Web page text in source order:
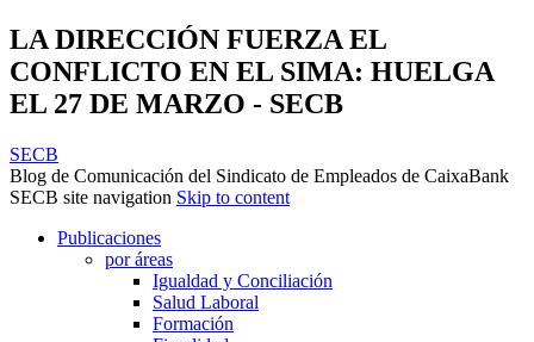
LA DIRECCIÓN FUERZA EL
CONFLICTO EN EL SIMA: HUELGA
EL 27 DE MARZO - SECB
SECB
Blog de Comunicación del Sindicato de Empleados de CaixaBank
SECB site navigation Skip to content
Publicaciones
por áreas
Igualdad y Conciliación
Salud Laboral
Formación